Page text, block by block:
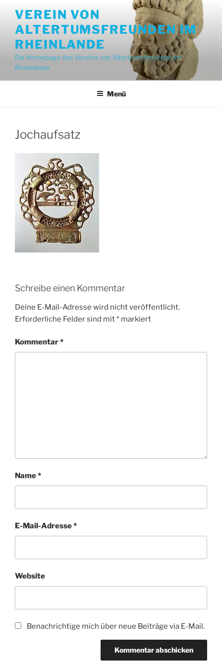
Inhalt
springen
VEREIN VON
ALTERTUMSFREUNDEN IM
RHEINLANDE
Die Homepage des Vereins von Altertumsfreunden im
Rheinlande
Menü
Jochaufsatz
Schreibe einen Kommentar
Deine E-Mail-Adresse wird nicht veröffentlicht.
Erforderliche Felder sind mit* markiert
Kommentar*
Name*
E-Mail-Adresse*
Website
Benachrichtige mich über neue Beiträge via E-Mail.